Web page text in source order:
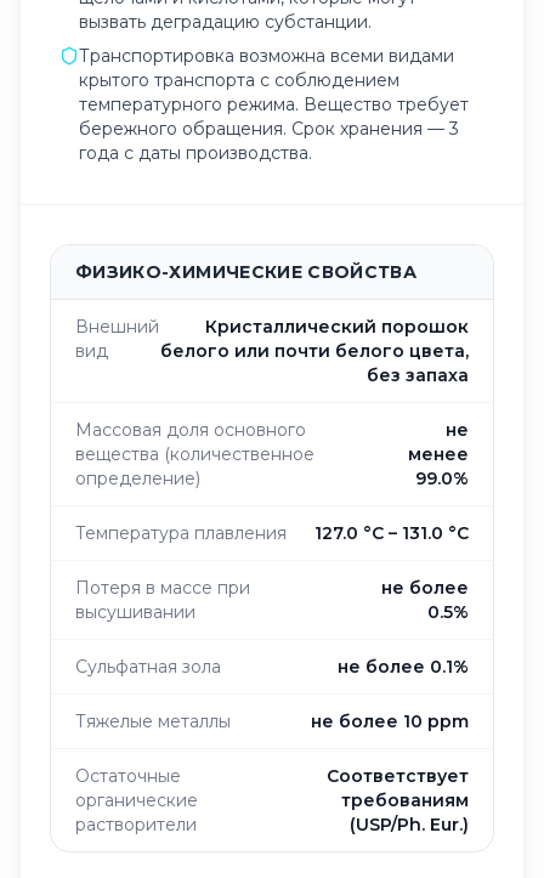
вызвать деградацию субстанции.
Транспортировка возможна всеми видами
крытого транспорта с соблюдением
температурного режима. Вещество требует
бережного обращения. Срок хранения — 3
года с даты производства.
ФИЗИКО-ХИМИЧЕСКИЕ СВОЙСТВА
Внешний
вид
Кристаллический порошок
белого или почти белого цвета,
без запаха
Массовая доля основного
вещества (количественное
определение)
не
менее
99.0%
Температура плавления 127.0 °C – 131.0 °C
Потеря в массе при
высушивании
не более
0.5%
Сульфатная зола не более 0.1%
Тяжелые металлы не более 10 ppm
Остаточные
органические
растворители
Соответствует
требованиям
(USP/Ph. Eur.)